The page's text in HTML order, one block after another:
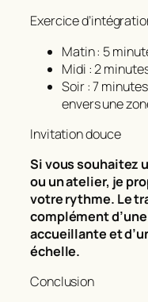
Exercice
Matin : 5
Midi : 2
Soir : 7
envers une
Invitation douce
Si vous souhaitez
ou un atelier, je
votre rythme. Le
complément
accueillante et
échelle.
Conclusion